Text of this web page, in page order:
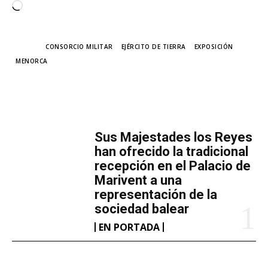
​Sus Majestades los Reyes
han ofrecido la tradicional
recepción en el Palacio de
Marivent​ a una
representación de la
sociedad balear
EN PORTADA
C
CONSORCIO MILITAR EJÉRCITO DE TIERRA
EXPOSICIÓN
MENORCA